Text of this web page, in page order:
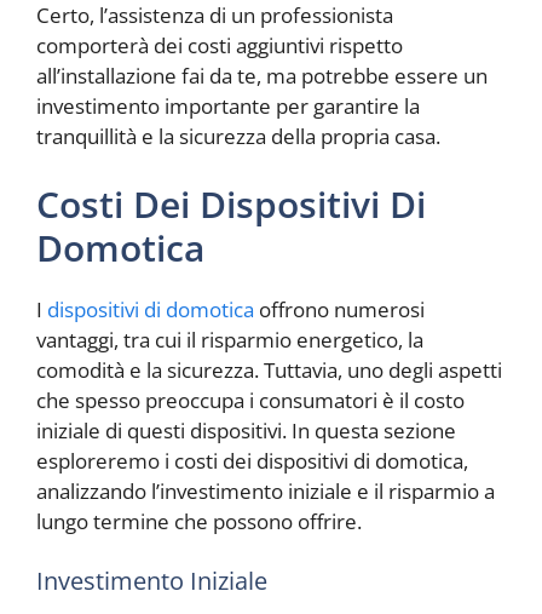
Certo, l’assistenza di un professionista
comporterà dei costi aggiuntivi rispetto
all’installazione fai da te, ma potrebbe essere un
investimento importante per garantire la
tranquillità e la sicurezza della propria casa.
Costi Dei Dispositivi Di
Domotica
I dispositivi di domotica offrono numerosi
vantaggi, tra cui il risparmio energetico, la
comodità e la sicurezza. Tuttavia, uno degli aspetti
che spesso preoccupa i consumatori è il costo
iniziale di questi dispositivi. In questa sezione
esploreremo i costi dei dispositivi di domotica,
analizzando l’investimento iniziale e il risparmio a
lungo termine che possono offrire.
Investimento Iniziale